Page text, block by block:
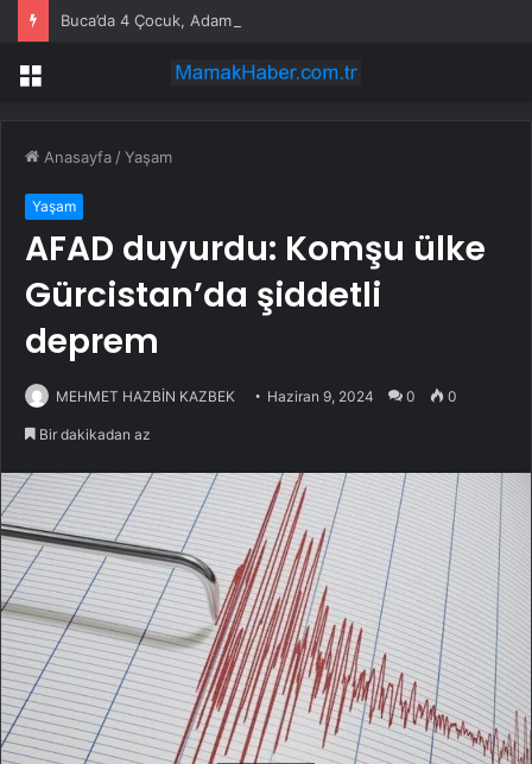
Buca’da 4 Çocuk, Adamı Darp Etti
Menü
Anasayfa /Yaşam
Yaşam
AFAD duyurdu: Komşu ülke
Gürcistan’da şiddetli
deprem
MEHMET HAZBİN KAZBEK Haziran 9, 2024 0 0
Bir dakikadan az